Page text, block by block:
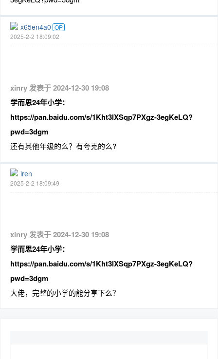
x65en4a0 OP
2025-2-2 18:09:02
xinry 发表于 2024-12-30 19:08
学而思24年小学：
https://pan.baidu.com/s/1Kht3lXSqp7PXgz-3egKeLQ?
pwd=3dgm
还有其他年级的么？有夸克的么?
iren
2025-2-2 18:09:49
xinry 发表于 2024-12-30 19:08
学而思24年小学：
https://pan.baidu.com/s/1Kht3lXSqp7PXgz-3egKeLQ?
pwd=3dgm
大佬，完整的小学的能分享下么？